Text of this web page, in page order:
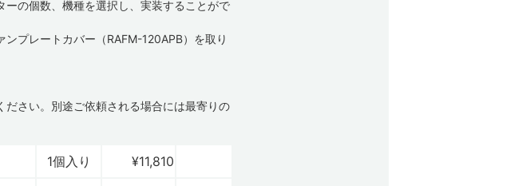
の個数、機種を選択し、実装することがで
プレートカバー（RAFM-120APB）を取り
さい。別途ご依頼される場合には最寄りの
1個入り ¥11,810